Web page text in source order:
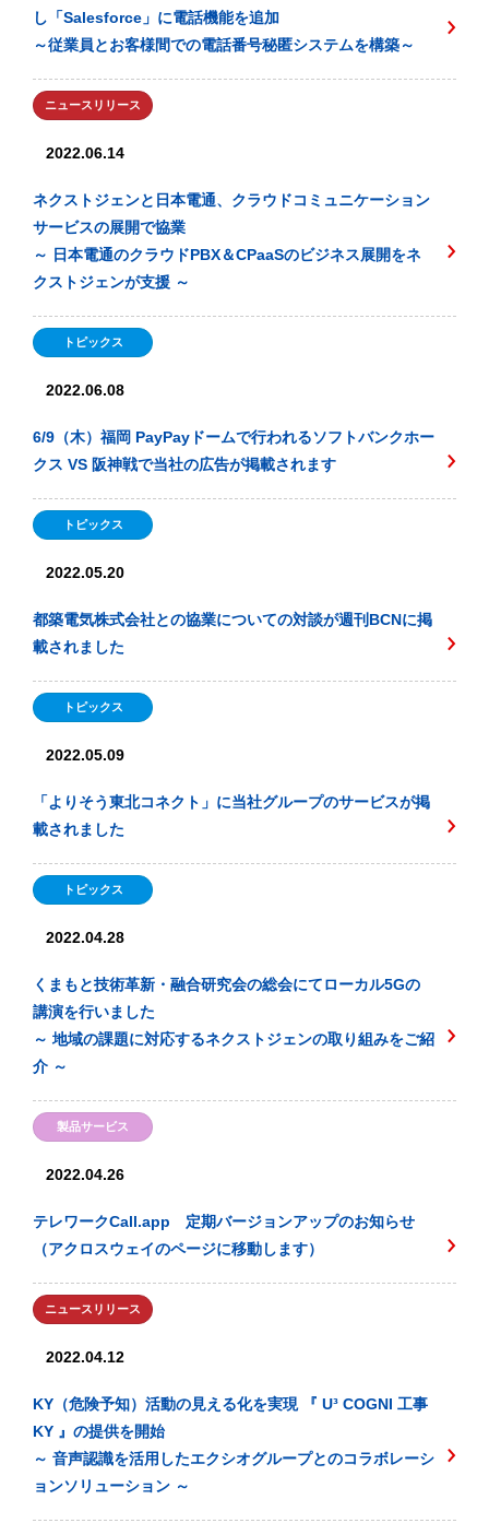
し「Salesforce」に電話機能を追加
～従業員とお客様間での電話番号秘匿システムを構築～
ニュースリリース
2022.06.14
ネクストジェンと日本電通、クラウドコミュニケーション
サービスの展開で協業
～ 日本電通のクラウドPBX＆CPaaSのビジネス展開をネ
クストジェンが支援 ～
トピックス
2022.06.08
6/9（木）福岡 PayPayドームで行われるソフトバンクホー
クス VS 阪神戦で当社の広告が掲載されます
トピックス
2022.05.20
都築電気株式会社との協業についての対談が週刊BCNに掲
載されました
トピックス
2022.05.09
「よりそう東北コネクト」に当社グループのサービスが掲
載されました
トピックス
2022.04.28
くまもと技術革新・融合研究会の総会にてローカル5Gの
講演を行いました
～ 地域の課題に対応するネクストジェンの取り組みをご紹
介 ～
製品サービス
2022.04.26
テレワークCall.app 定期バージョンアップのお知らせ
（アクロスウェイのページに移動します）
ニュースリリース
2022.04.12
KY（危険予知）活動の見える化を実現 『 U³ COGNI 工事
KY 』の提供を開始
～ 音声認識を活用したエクシオグループとのコラボレーシ
ョンソリューション ～